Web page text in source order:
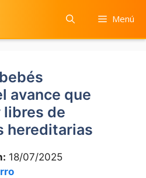
Menú
avance que
libres de
hereditarias
18/07/2025